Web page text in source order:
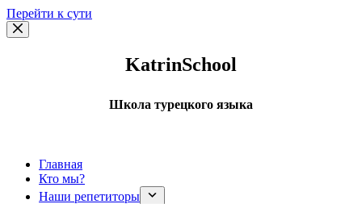
Перейти к сути
KatrinSchool
Школа турецкого языка
Главная
Кто мы?
Наши репетиторы